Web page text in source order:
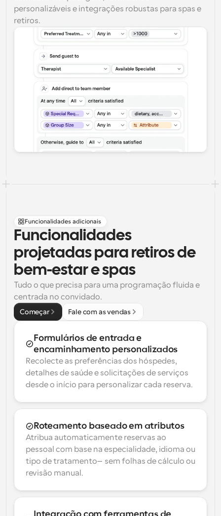
personalizáveis e integrações robustas para spas e
retiros.
Funcionalidades adicionais
Funcionalidades
projetadas para retiros de
bem-estar e spas
Tudo o que precisa para uma programação fluida e
centrada no convidado.
Começar Fale com as vendas
Formulários de entrada e
encaminhamento personalizados
Recolecte as preferências dos hóspedes,
detalhes de saúde e solicitações de serviços
desde o início para personalizar cada reserva.
Roteamento baseado em atributos
Atribua automaticamente reservas ao
pessoal com base na especialidade, idioma ou
tipo de tratamento—sem folhas de cálculo ou
revisão manual.
Integração com ferramentas de